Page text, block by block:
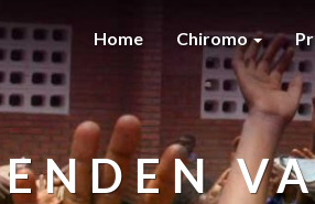
Home Chiromo